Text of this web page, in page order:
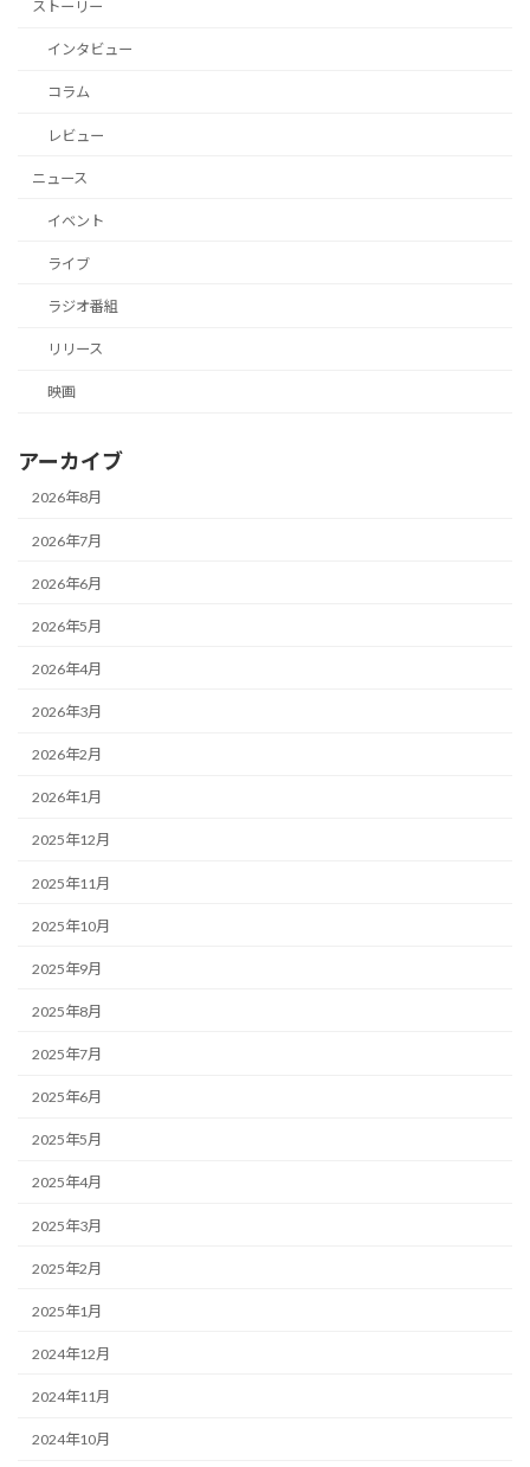
ストーリー
インタビュー
コラム
レビュー
ニュース
イベント
ライブ
ラジオ番組
リリース
映画
アーカイブ
2026年8月
2026年7月
2026年6月
2026年5月
2026年4月
2026年3月
2026年2月
2026年1月
2025年12月
2025年11月
2025年10月
2025年9月
2025年8月
2025年7月
2025年6月
2025年5月
2025年4月
2025年3月
2025年2月
2025年1月
2024年12月
2024年11月
2024年10月